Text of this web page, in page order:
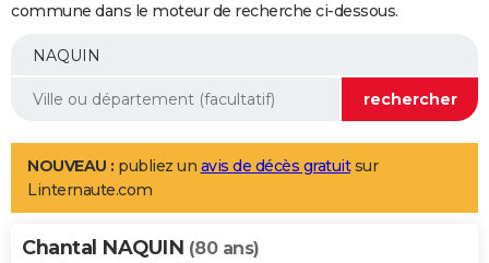
Essais
Réserver un essai
Citadines
Berlines
SUV
Forum auto
+
Mobiles
Meilleur smartphone
Internet
Ordinateurs
Jeux vidéo
Guide high-tech
Aménagement intérieur
LIFESTYLE
Art de vivre
Bien-être
Loisirs
Mode
Modes de vie
Alimentation
Guide de la santé
Maladies
Médicaments
Sommeil
VOYAGE
commune dans le moteur de recherche ci-dessous.
NOUVEAU : publiez un avis de décès gratuitsur
Linternaute.com
Chantal NAQUIN (80 ans)